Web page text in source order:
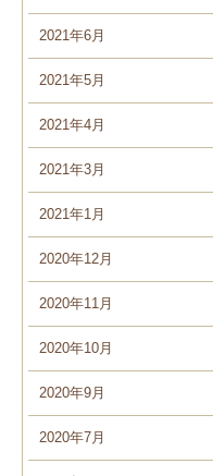
2021年6月
2021年5月
2021年4月
2021年3月
2021年1月
2020年12月
2020年11月
2020年10月
2020年9月
2020年7月